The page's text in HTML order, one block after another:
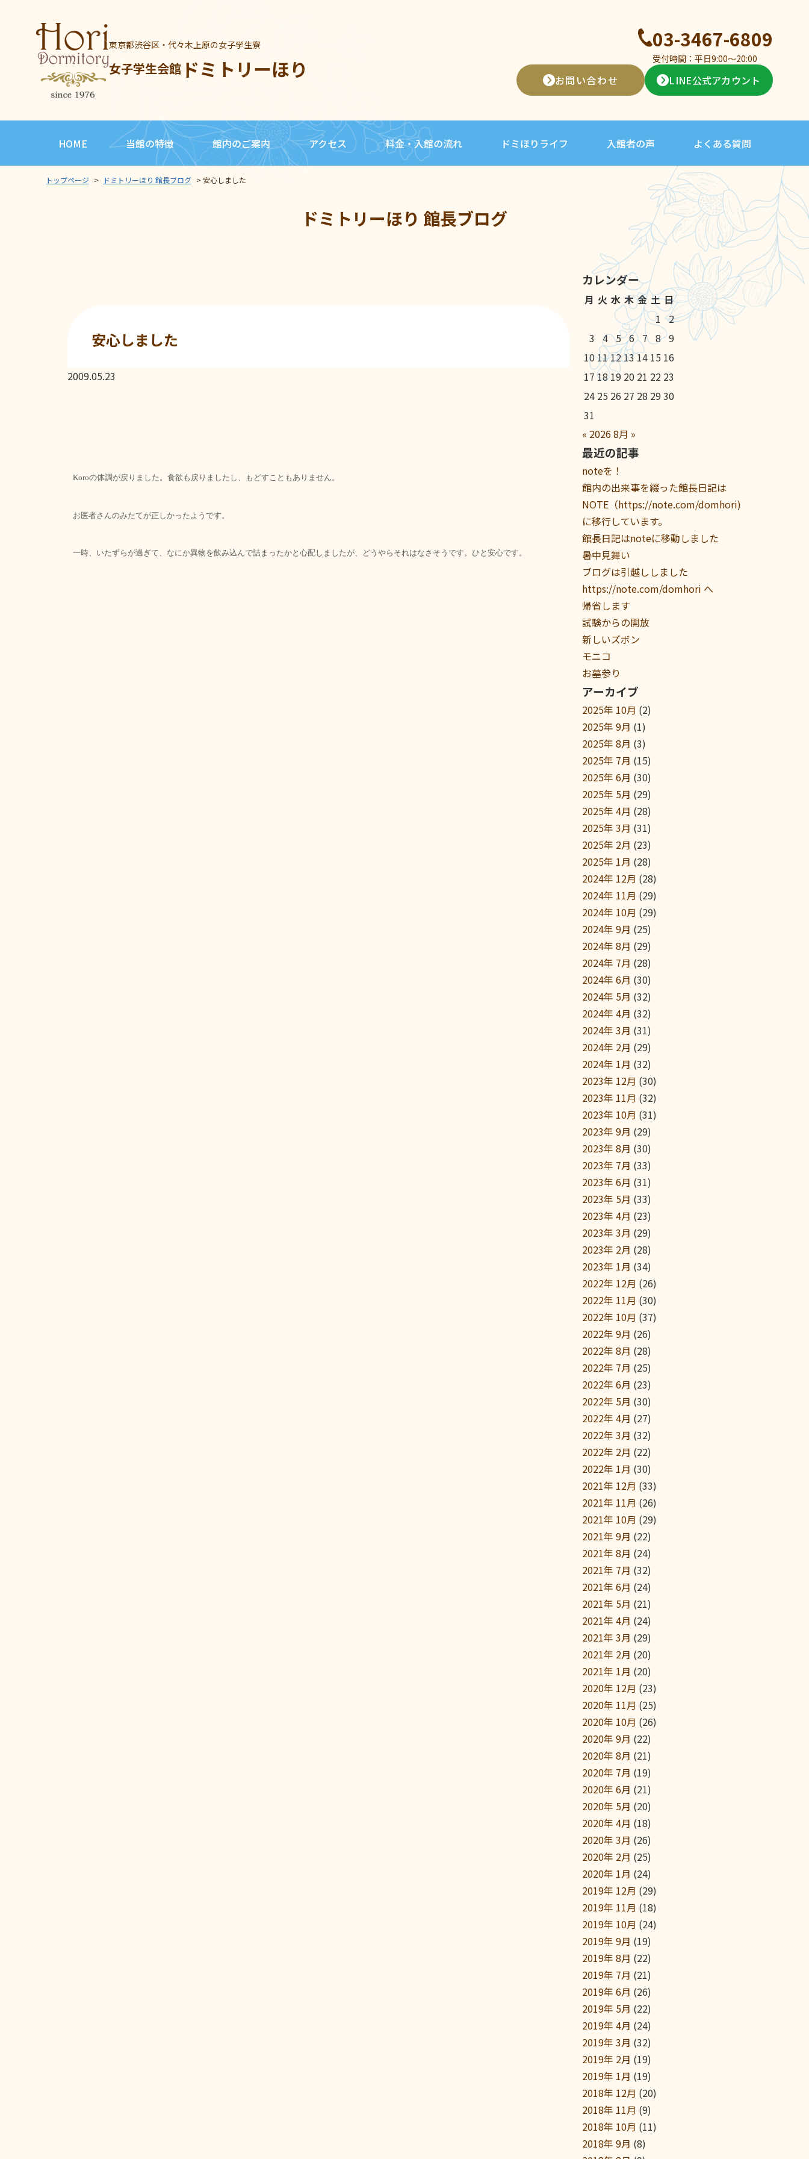
東京都渋谷区・代々木上原の女子学生寮
女子学生会館 ドミトリーほり
03-3467-6809
受付時間：平日9:00〜20:00
お問い合わせ LINE公式アカウント
HOME 当館の特徴 館内のご案内 アクセス 料金・入館の流れ ドミほりライフ 入館者の声 よくある質問
トップページ > ドミトリーほり 館長ブログ > 安心しました
ドミトリーほり 館長ブログ
安心しました
2009.05.23
Koroの体調が戻りました。食欲も戻りましたし、もどすこともありません。
お医者さんのみたてが正しかったようです。
一時、いたずらが過ぎて、なにか異物を飲み込んで詰まったかと心配しましたが、どうやらそれはなさそうです。ひと安心です。
カレンダー
月 火 水 木 金 土 日
1
2
3 4 5 6 7 8 9
1011121314 15 16
17 18 19 20 21 22 23
24 25 26 27 28 2930
31
« 20268月 »
最近の記事
noteを！
館内の出来事を綴った館長日記は
NOTE（https://note.com/domhori)
に移行しています。
館長日記はnoteに移動しました
暑中見舞い
ブログは引越ししました
https://note.com/domhori へ
帰省します
試験からの開放
新しいズボン
モニコ
お墓参り
アーカイブ
2025年 10月 (2)
2025年 9月 (1)
2025年 8月 (3)
2025年 7月 (15)
2025年 6月 (30)
2025年 5月 (29)
2025年 4月 (28)
2025年 3月 (31)
2025年 2月 (23)
2025年 1月 (28)
2024年 12月 (28)
2024年 11月 (29)
2024年 10月 (29)
2024年 9月 (25)
2024年 8月 (29)
2024年 7月 (28)
2024年 6月 (30)
2024年 5月 (32)
2024年 4月 (32)
2024年 3月 (31)
2024年 2月 (29)
2024年 1月 (32)
2023年 12月 (30)
2023年 11月 (32)
2023年 10月 (31)
2023年 9月 (29)
2023年 8月 (30)
2023年 7月 (33)
2023年 6月 (31)
2023年 5月 (33)
2023年 4月 (23)
2023年 3月 (29)
2023年 2月 (28)
2023年 1月 (34)
2022年 12月 (26)
2022年 11月 (30)
2022年 10月 (37)
2022年 9月 (26)
2022年 8月 (28)
2022年 7月 (25)
2022年 6月 (23)
2022年 5月 (30)
2022年 4月 (27)
2022年 3月 (32)
2022年 2月 (22)
2022年 1月 (30)
2021年 12月 (33)
2021年 11月 (26)
2021年 10月 (29)
2021年 9月 (22)
2021年 8月 (24)
2021年 7月 (32)
2021年 6月 (24)
2021年 5月 (21)
2021年 4月 (24)
2021年 3月 (29)
2021年 2月 (20)
2021年 1月 (20)
2020年 12月 (23)
2020年 11月 (25)
2020年 10月 (26)
2020年 9月 (22)
2020年 8月 (21)
2020年 7月 (19)
2020年 6月 (21)
2020年 5月 (20)
2020年 4月 (18)
2020年 3月 (26)
2020年 2月 (25)
2020年 1月 (24)
2019年 12月 (29)
2019年 11月 (18)
2019年 10月 (24)
2019年 9月 (19)
2019年 8月 (22)
2019年 7月 (21)
2019年 6月 (26)
2019年 5月 (22)
2019年 4月 (24)
2019年 3月 (32)
2019年 2月 (19)
2019年 1月 (19)
2018年 12月 (20)
2018年 11月 (9)
2018年 10月 (11)
2018年 9月 (8)